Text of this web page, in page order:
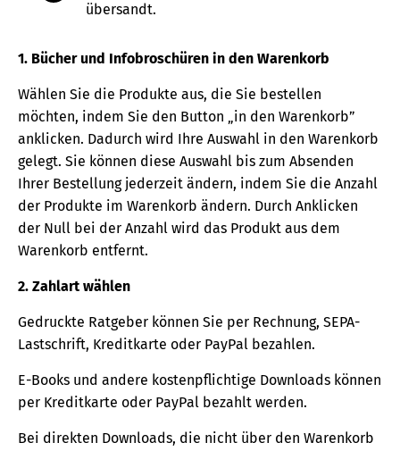
übersandt.
1. Bücher und Infobroschüren in den Warenkorb
Wählen Sie die Produkte aus, die Sie bestellen
möchten, indem Sie den Button „in den Warenkorb”
anklicken. Dadurch wird Ihre Auswahl in den Warenkorb
gelegt. Sie können diese Auswahl bis zum Absenden
Ihrer Bestellung jederzeit ändern, indem Sie die Anzahl
der Produkte im Warenkorb ändern. Durch Anklicken
der Null bei der Anzahl wird das Produkt aus dem
Warenkorb entfernt.
2. Zahlart wählen
Gedruckte Ratgeber können Sie per Rechnung, SEPA-
Lastschrift, Kreditkarte oder PayPal bezahlen.
E-Books und andere kostenpflichtige Downloads können
per Kreditkarte oder PayPal bezahlt werden.
Bei direkten Downloads, die nicht über den Warenkorb